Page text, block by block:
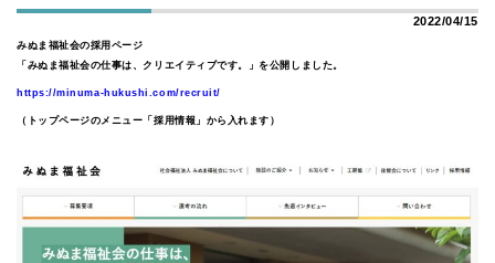
2022/04/15
みぬま福祉会の採用ページ
「みぬま福祉会の仕事は、クリエイティブです。」を公開しました。
https://minuma-hukushi.com/recruit/
（トップページのメニュー「採用情報」から入れます）